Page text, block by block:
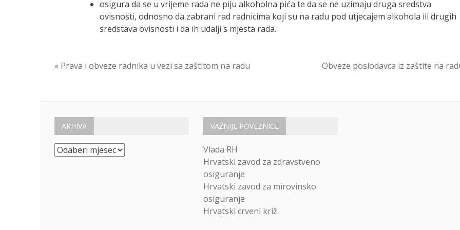
osigura da se u vrijeme rada ne piju alkoholna pića te da se ne uzimaju druga sredstva
ovisnosti, odnosno da zabrani rad radnicima koji su na radu pod utjecajem alkohola ili drugih
sredstava ovisnosti i da ih udalji s mjesta rada.
Navigacija
« Prava i obveze radnika u vezi sa zaštitom na radu Obveze poslodavca iz zaštite na
ARHIVA
Arhiva
VAŽNIJE POVEZNICE
Vlada RH
Hrvatski zavod za zdravstveno
osiguranje
Hrvatski zavod za mirovinsko
osiguranje
Hrvatski crveni križ